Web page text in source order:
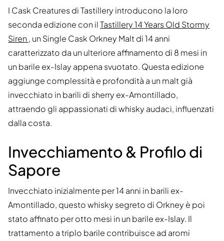
I Cask Creatures di Tastillery introducono la loro
seconda edizione con ilTastillery 14 Years Old Stormy
Siren , un Single Cask Orkney Malt di 14 anni
caratterizzato da un ulteriore affinamento di 8 mesi in
un barile ex-Islay appena svuotato. Questa edizione
aggiunge complessità e profondità a un malt già
invecchiato in barili di sherry ex-Amontillado,
attraendo gli appassionati di whisky audaci, influenzati
dalla costa.
Invecchiamento & Profilo di
Sapore
Invecchiato inizialmente per 14 anni in barili ex-
Amontillado, questo whisky segreto di Orkney è poi
stato affinato per otto mesi in un barile ex-Islay. Il
trattamento a triplo barile contribuisce ad aromi